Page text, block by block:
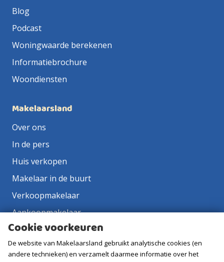
Blog
Podcast
Woningwaarde berekenen
Informatiebrochure
Woondiensten
Makelaarsland
Over ons
In de pers
Huis verkopen
Makelaar in de buurt
Verkoopmakelaar
Aankoopmakelaar
Contact
Vacatures
Cookie voorkeuren
De website van Makelaarsland gebruikt analytische cookies (en
andere technieken) en verzamelt daarmee informatie over het